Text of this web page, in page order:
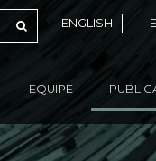
ENGLISH
EQUIPE